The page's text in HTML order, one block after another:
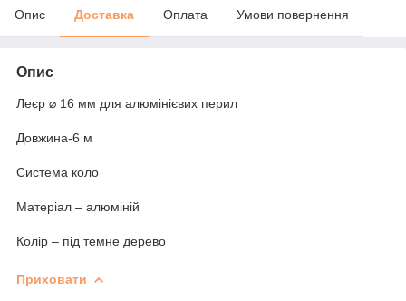
Опис Доставка Оплата Умови повернення
Опис
Леєр ⌀ 16 мм для алюмінієвих перил
Довжина-6 м
Система коло
Матеріал – алюміній
Колір – під темне дерево
Приховати